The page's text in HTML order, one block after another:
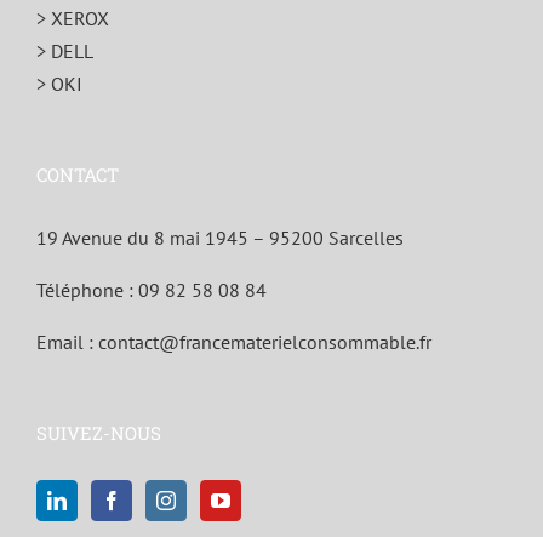
> XEROX
> DELL
> OKI
CONTACT
19 Avenue du 8 mai 1945 – 95200 Sarcelles
Téléphone : 09 82 58 08 84
Email : contact@francematerielconsommable.fr
SUIVEZ-NOUS